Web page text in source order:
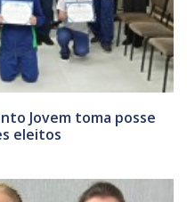
Jovem toma posse
eleitos